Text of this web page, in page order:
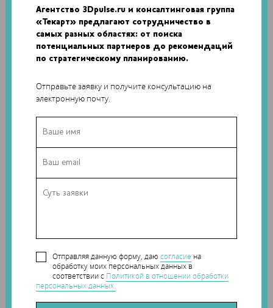
Агентство 3Dpulse.ru и консалтинговая группа
«Текарт» предлагают сотрудничество в
самых разных областях: от поиска
потенциальных партнеров до рекомендаций
по стратегическому планированию.
Отправьте заявку и получите консультацию на
электронную почту.
Отправляя данную форму, даюсогласие на
обработку моих персональных данных в
соответствии с Политикой в отношении обработки
персональных данных.
убедиться в полном соответствии ламп его ожиданиям
еще до начала производства. Прототипы позволили
своевременно устранить все недостатки, улучшить
модель и даже продемонстрировать лампу заказчикам на
обычно создают до четырех прототипов для каждого
проекта, а 3D-печать позволяет гарантировать качество
готового продукта.
3D-печать
Наши новости в telegram канале:
ПОДЕЛИТЬСЯ СТАТЬЕЙ С ДРУЗЬЯМИ